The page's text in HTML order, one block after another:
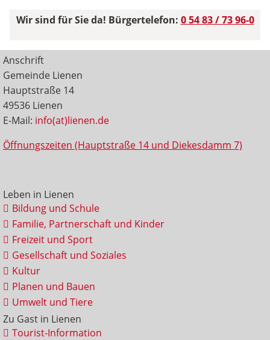
Wir sind für Sie da! Bürgertelefon: 0 54 83 / 73 96-0
Anschrift
Gemeinde Lienen
Hauptstraße 14
49536 Lienen
E-Mail: info(at)lienen.de
Öffnungszeiten (Hauptstraße 14 und Diekesdamm 7)
Leben in Lienen
Bildung und Schule
Familie, Partnerschaft und Kinder
Freizeit und Sport
Gesellschaft und Soziales
Kultur
Planen und Bauen
Umwelt und Tiere
Zu Gast in Lienen
Tourist-Information